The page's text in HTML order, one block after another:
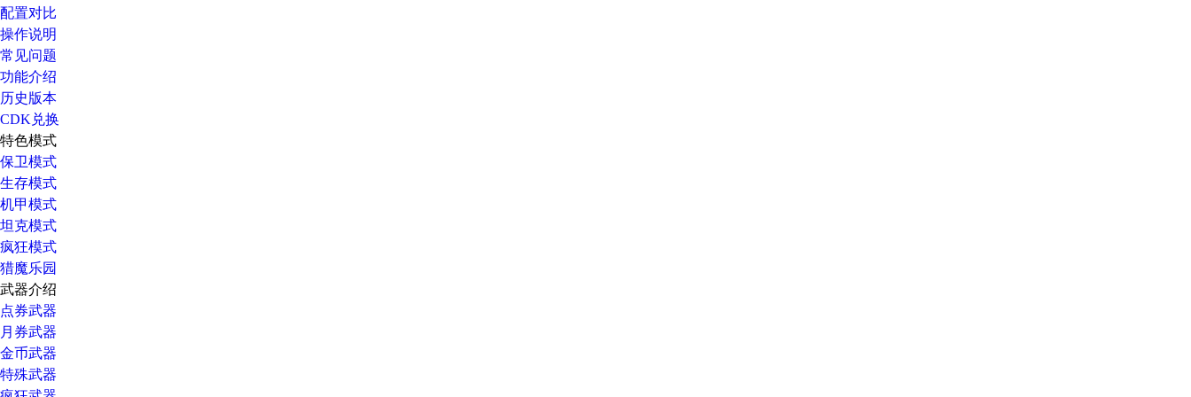
配置对比
操作说明
常见问题
功能介绍
历史版本
CDK兑换
特色模式
保卫模式
生存模式
机甲模式
坦克模式
疯狂模式
猎魔乐园
武器介绍
点券武器
月券武器
金币武器
特殊武器